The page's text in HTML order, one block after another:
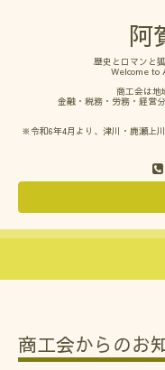
阿
歴史とロマンと
Welcome to
商工会は地
金融・税務・労務・経営
※令和6年4月より、津川・鹿瀬上
商工会からのお